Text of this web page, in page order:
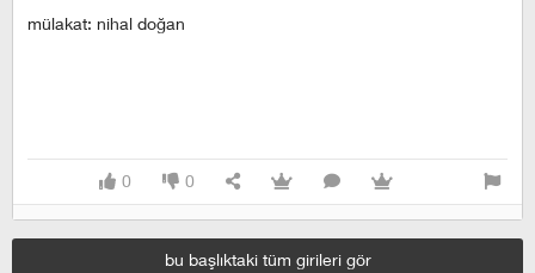
mülakat: nihal doğan
0 0
bu başlıktaki tüm girileri gör